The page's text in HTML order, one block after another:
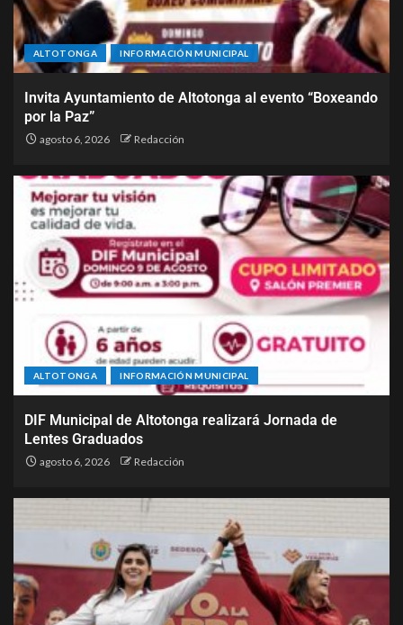
ALTOTONGA INFORMACIÓN MUNICIPAL
Invita Ayuntamiento de Altotonga al evento “Boxeando
por la Paz”
agosto 6, 2026 Redacción
ALTOTONGA INFORMACIÓN MUNICIPAL
DIF Municipal de Altotonga realizará Jornada de
Lentes Graduados
agosto 6, 2026 Redacción